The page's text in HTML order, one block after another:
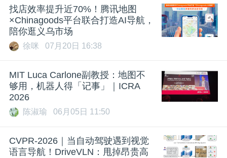
找店效率提升近70%！腾讯地图
×Chinagoods平台联合打造AI导航，
陪你逛义乌市场
徐咪 07月20日 16:38
MIT Luca Carlone副教授：地图不
够用，机器人得「记事」｜ICRA
2026
陈淑瑜 06月05日 11:50
CVPR-2026｜当自动驾驶遇到视觉
语言导航！DriveVLN：甩掉昂贵高